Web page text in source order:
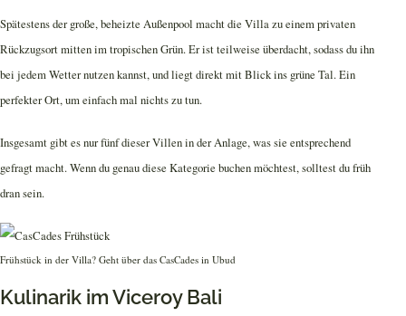
Spätestens der große, beheizte Außenpool macht die Villa zu einem privaten
Rückzugsort mitten im tropischen Grün. Er ist teilweise überdacht, sodass du ihn
bei jedem Wetter nutzen kannst, und liegt direkt mit Blick ins grüne Tal. Ein
perfekter Ort, um einfach mal nichts zu tun.
Insgesamt gibt es nur fünf dieser Villen in der Anlage, was sie entsprechend
gefragt macht. Wenn du genau diese Kategorie buchen möchtest, solltest du früh
dran sein.
Frühstück in der Villa? Geht über das CasCades in Ubud
Kulinarik im Viceroy Bali